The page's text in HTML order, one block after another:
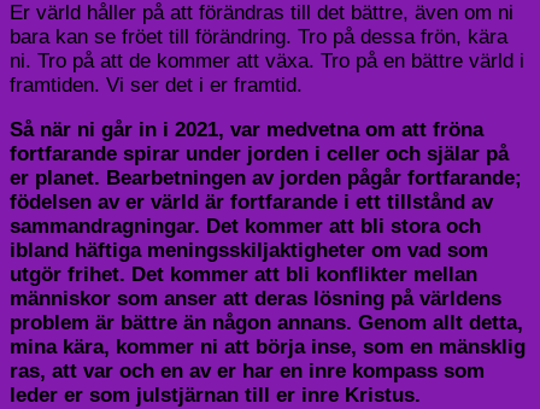
Er värld håller på att förändras till det bättre, även om ni
bara kan se fröet till förändring. Tro på dessa frön, kära
ni. Tro på att de kommer att växa. Tro på en bättre värld i
framtiden. Vi ser det i er framtid.
Så när ni går in i 2021, var medvetna om att fröna
fortfarande spirar under jorden i celler och själar på
er planet. Bearbetningen av jorden pågår fortfarande;
födelsen av er värld är fortfarande i ett tillstånd av
sammandragningar. Det kommer att bli stora och
ibland häftiga meningsskiljaktigheter om vad som
utgör frihet. Det kommer att bli konflikter mellan
människor som anser att deras lösning på världens
problem är bättre än någon annans. Genom allt detta,
mina kära, kommer ni att börja inse, som en mänsklig
ras, att var och en av er har en inre kompass som
leder er som julstjärnan till er inre Kristus.